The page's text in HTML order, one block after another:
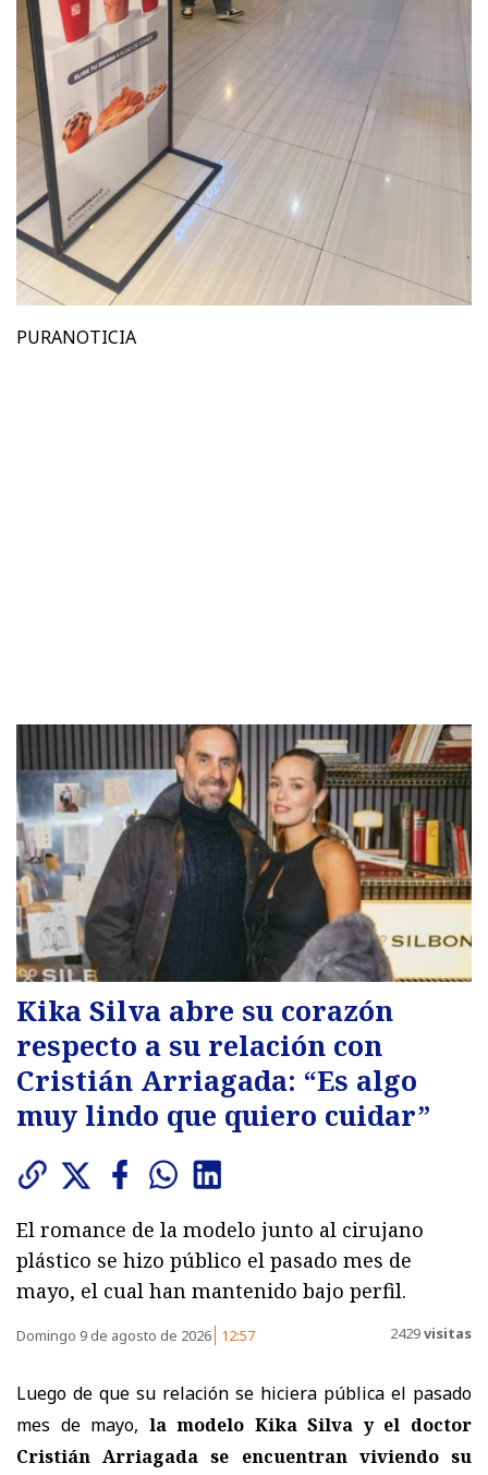
PURANOTICIA
Kika Silva abre su corazón
respecto a su relación con
Cristián Arriagada: “Es algo
muy lindo que quiero cuidar”
El romance de la modelo junto al cirujano
plástico se hizo público el pasado mes de
mayo, el cual han mantenido bajo perfil.
Domingo 9 de agosto de 2026 12:57 2429visitas
Luego de que su relación se hiciera pública el pasado
mes de mayo, la modelo Kika Silva y el doctor
Cristián Arriagada se encuentran viviendo su